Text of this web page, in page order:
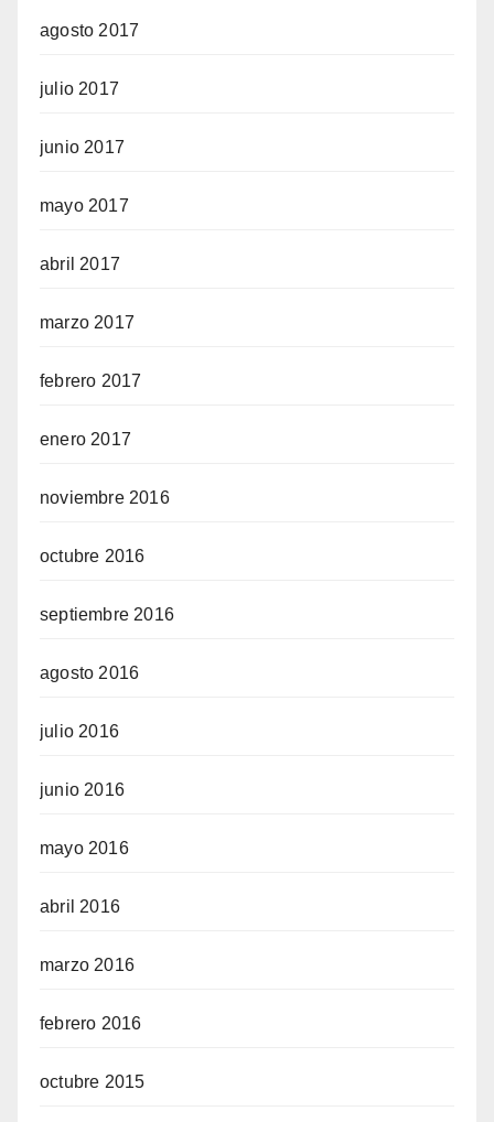
agosto 2017
julio 2017
junio 2017
mayo 2017
abril 2017
marzo 2017
febrero 2017
enero 2017
noviembre 2016
octubre 2016
septiembre 2016
agosto 2016
julio 2016
junio 2016
mayo 2016
abril 2016
marzo 2016
febrero 2016
octubre 2015